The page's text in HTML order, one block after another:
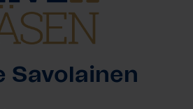
Savolainen